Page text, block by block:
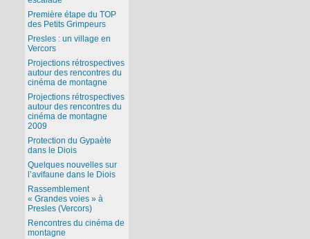
Première étape du TOP
des Petits Grimpeurs
Presles : un village en
Vercors
Projections rétrospectives
autour des rencontres du
cinéma de montagne
Projections rétrospectives
autour des rencontres du
cinéma de montagne
2009
Protection du Gypaète
dans le Diois
Quelques nouvelles sur
l’avifaune dans le Diois
Rassemblement
« Grandes voies » à
Presles (Vercors)
Rencontres du cinéma de
montagne